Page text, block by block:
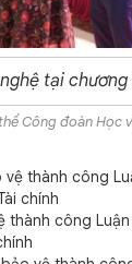
tại
Công đoàn Học
thành công